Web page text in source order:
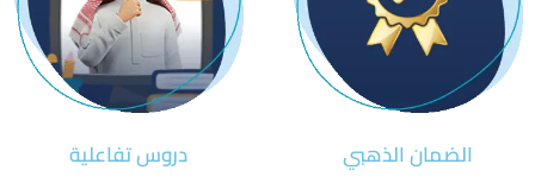
الضمان الذهبي دروس تفاعلية